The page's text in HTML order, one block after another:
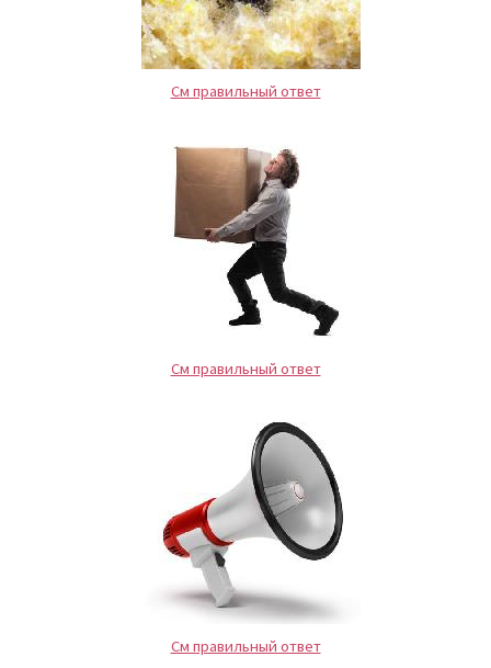
См правильный ответ
См правильный ответ
См правильный ответ